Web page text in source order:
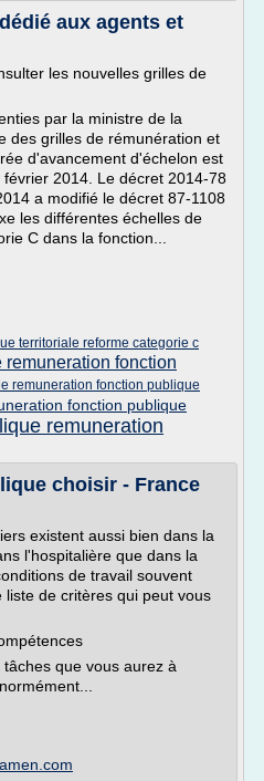
aux agents et
les nouvelles grilles de
par la ministre de la
des grilles de rémunération et
d'avancement d'échelon est
2014. Le décret 2014-78
a modifié le décret 87-1108
les différentes échelles de
C dans la fonction...
territoriale reforme categorie c
remuneration fonction
remuneration fonction publique
fonction publique
remuneration
choisir - France
existent aussi bien dans la
l'hospitalière que dans la
de travail souvent
liste de critères qui peut vous
que vous aurez à